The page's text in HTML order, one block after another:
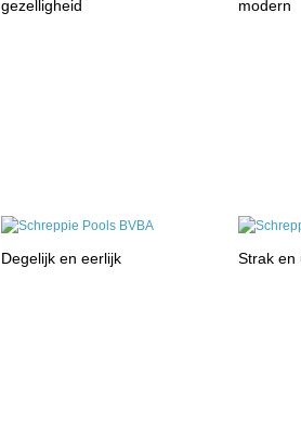
gezelligheid
modern
Degelijk en eerlijk Strak en